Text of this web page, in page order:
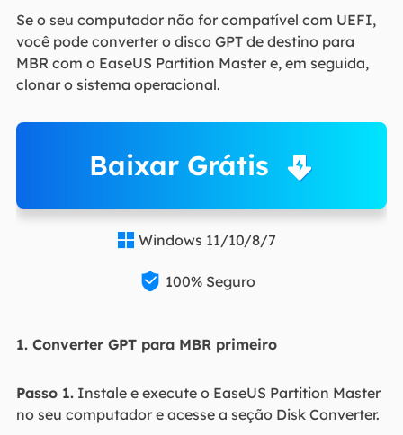
Se o seu computador não for compatível com UEFI,
você pode converter o disco GPT de destino para
MBR com o EaseUS Partition Master e, em seguida,
clonar o sistema operacional.
Baixar Grátis
 Windows 11/10/8/7
 100% Seguro
1. Converter GPT para MBR primeiro
Passo 1.Instale e execute o EaseUS Partition Master
no seu computador e acesse a seção Disk Converter.